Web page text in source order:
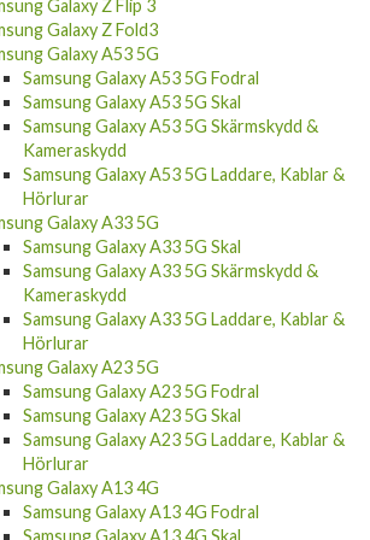
Galaxy Z Flip 3
Galaxy Z Fold3
Galaxy A53 5G
Samsung Galaxy A53 5G Fodral
Samsung Galaxy A53 5G Skal
Samsung Galaxy A53 5G Skärmskydd &
Kameraskydd
Samsung Galaxy A53 5G Laddare, Kablar &
Hörlurar
Galaxy A33 5G
Samsung Galaxy A33 5G Skal
Samsung Galaxy A33 5G Skärmskydd &
Kameraskydd
Samsung Galaxy A33 5G Laddare, Kablar &
Hörlurar
Galaxy A23 5G
Samsung Galaxy A23 5G Fodral
Samsung Galaxy A23 5G Skal
Samsung Galaxy A23 5G Laddare, Kablar &
Hörlurar
Galaxy A13 4G
Samsung Galaxy A13 4G Fodral
Samsung Galaxy A13 4G Skal